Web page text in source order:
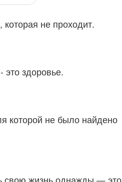
не проходит.
это здоровье.
которой не было найдено